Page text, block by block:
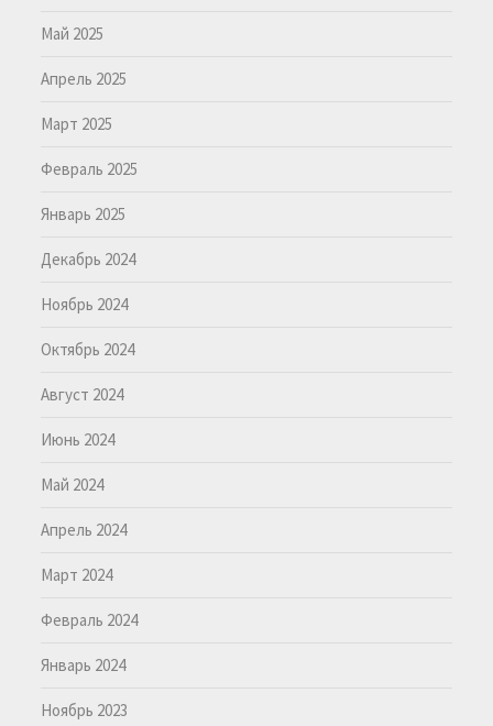
Май 2025
Апрель 2025
Март 2025
Февраль 2025
Январь 2025
Декабрь 2024
Ноябрь 2024
Октябрь 2024
Август 2024
Июнь 2024
Май 2024
Апрель 2024
Март 2024
Февраль 2024
Январь 2024
Ноябрь 2023